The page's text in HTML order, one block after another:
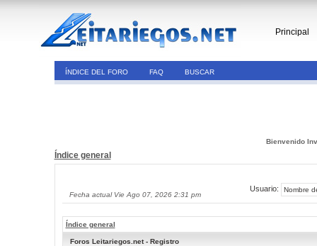
Principal
ÍNDICE DEL FORO FAQ BUSCAR
Bienvenido
Índice general
Fecha actual Vie Ago 07, 2026 2:31 pm
Usuario:
Índice general
Foros Leitariegos.net - Registro